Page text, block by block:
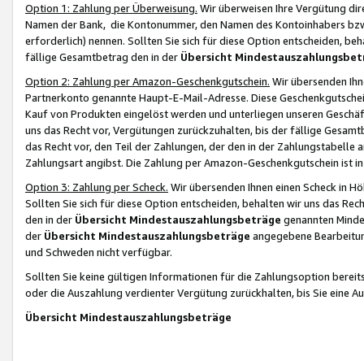
Option 1: Zahlung per Überweisung. Wir überweisen Ihre Vergütung
Namen der Bank, die Kontonummer, den Namen des Kontoinhabers
erforderlich) nennen. Sollten Sie sich für diese Option entscheiden,
fällige Gesamtbetrag den in der Übersicht
Option 2: Zahlung per Amazon-Geschenkgutschein. Wir übersenden
Partnerkonto genannte Haupt-E-Mail-Adresse. Diese
Kauf von Produkten eingelöst werden und unterliegen unseren
uns das Recht vor, Vergütungen zurückzuhalten, bis der fällige
das Recht vor, den Teil der Zahlungen, der den in der
Zahlungsart angibst. Die Zahlung per Amazon-Geschenkgutschein ist
Option 3: Zahlung per Scheck. Wir übersenden Ihnen einen Scheck in
Sollten Sie sich für diese Option entscheiden, behalten wir uns das
den in der Übersicht Mindestauszahlungsbeträge genannten
der Übersicht Mindestauszahlungsbeträge angegebene
und Schweden nicht verfügbar.
Sollten Sie keine gültigen Informationen für die Zahlungsoption
oder die Auszahlung verdienter Vergütung zurückhalten, bis Sie
Übersicht Mindestauszahlungsbeträge